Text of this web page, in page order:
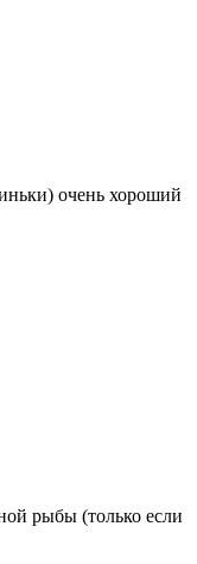
очень хороший
рыбы (только если